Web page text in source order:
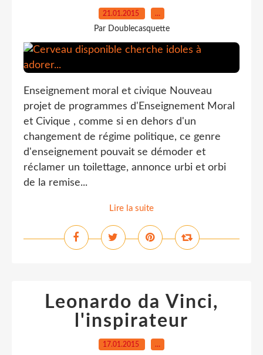
21.01.2015 …
Par Doublecasquette
Enseignement moral et civique Nouveau
projet de programmes d'Enseignement Moral
et Civique , comme si en dehors d'un
changement de régime politique, ce genre
d'enseignement pouvait se démoder et
réclamer un toilettage, annonce urbi et orbi
de la remise...
Lire la suite
Leonardo da Vinci,
l'inspirateur
17.01.2015 …